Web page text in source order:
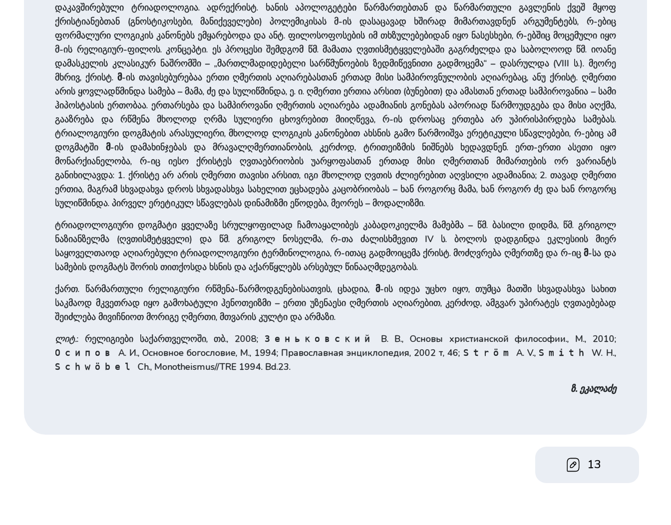
დაკავშირებული ტრიადოლოგია. ადრექრისტ. ხანის აპოლოგეტები წარმართებთან და წარმართული გავლენის ქვეშ მყოფ
ქრისტიანებთან (გნოსტიკოსები, მანიქეველები) პოლემიკისას მ-ის დასაცავად ხშირად მიმართავდნენ არგუმენტებს, რ-ებიც
ფორმალური ლოგიკის კანონებს ემყარებოდა და ანტ. ფილოსოფოსების იმ თხზულებებიდან იყო ნასესხები, რ-ებშიც მოცემული იყო
მ-ის რელიგიურ-ფილოს. კონცეპტი. ეს პროცესი შემდგომ წმ. მამათა ღვთისმეტყველებაში გაგრძელდა და საბოლოოდ წმ. იოანე
დამასკელის კლასიკურ ნაშრომში – „მართლმადიდებელი სარწმუნოების ზედმიწევნითი გადმოცემა“ – დასრულდა (VIII ს.). მეორე
მხრივ, ქრისტ. მ-ის თავისებურებაა ერთი ღმერთის აღიარებასთან ერთად მისი სამპიროვნულობის აღიარებაც, ანუ ქრისტ. ღმერთი
არის ყოვლადწმინდა სამება – მამა, ძე და სულიწმინდა, ე. ი. ღმერთი ერთია არსით (ბუნებით) და ამასთან ერთად სამპიროვანია – სამი
ჰიპოსტასის ერთობაა. ერთარსება და სამპიროვანი ღმერთის აღიარება ადამიანის გონებას აპორიად წარმოუდგება და მისი აღქმა,
გააზრება და რწმენა მხოლოდ ღრმა სულიერი ცხოვრებით მიიღწევა, რ-ის დროსაც ერთება არ უპირისპირდება სამებას.
ტრიალოგიური დოგმატის არასულიერი, მხოლოდ ლოგიკის კანონებით ახსნის გამო წარმოიშვა ერეტიკული სწავლებები, რ-ებიც ამ
დოგმატში მ-ის დამახინჯებას და მრავალღმერთიანობის, კერძოდ, ტრითეიზმის ნიშნებს ხედავდნენ. ერთ-ერთი ასეთი იყო
მონარქიანელობა, რ-იც იესო ქრისტეს ღვთაებრიობის უარყოფასთან ერთად მისი ღმერთთან მიმართების ორ ვარიანტს
განიხილავდა: 1. ქრისტე არ არის ღმერთი თავისი არსით, იგი მხოლოდ ღვთის ძლიერებით აღვსილი ადამიანია; 2. თავად ღმერთი
ერთია, მაგრამ სხვადახვა დროს სხვადასხვა სახელით ეცხადება კაცობრიობას – ხან როგორც მამა, ხან როგორ ძე და ხან როგორც
სულიწმინდა. პირველ ერეტიკულ სწავლებას დინამიზმი ეწოდება, მეორეს – მოდალიზმი.
ტრიადოლოგიური დოგმატი ყველაზე სრულყოფილად ჩამოაყალიბეს კაბადოკიელმა მამებმა – წმ. ბასილი დიდმა, წმ. გრიგოლ
ნაზიანზელმა (ღვთისმეტყველი) და წმ. გრიგოლ ნოსელმა, რ-თა ძალისხმევით IV ს. ბოლოს დადგინდა ეკლესიის მიერ
საყოველთაოდ აღიარებული ტრიადოლოგიური ტერმინოლოგია, რ-ითაც გადმოიცემა ქრისტ. მოძღვრება ღმერთზე და რ-იცმ-სა და
სამების დოგმატს შორის თითქოსდა ხსნის და აქარწყლებს არსებულ წინააღმდეგობას.
ქართ. წარმართული რელიგიური რწმენა-წარმოდგენებისათვის, ცხადია, მ-ის იდეა უცხო იყო, თუმცა მათში სხვადასხვა სახით
საკმაოდ მკვეთრად იყო გამოხატული ჰენოთეიზმი – ერთი უზენაესი ღმერთის აღიარებით, კერძოდ, ამგვარ უპირატეს ღვთაებებად
შეიძლება მივიჩნიოთ მორიგე ღმერთი, მთვარის კულტი და არმაზი.
ლიტ.: რელიგიები საქართველოში, თბ., 2008; Зеньковский В. В., Основы христианской философии., М., 2010;
Осипов А. И., Основное богословие, М., 1994; Православная энциклопедия, 2002 т, 46; Ström A. V., Smith W. H.,
Schwöbel
Ch., Monotheismus//TRE 1994. Bd.23.
ზ. ეკალაძე
13